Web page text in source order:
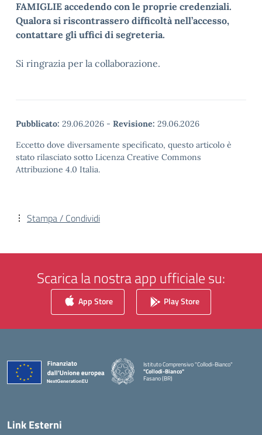
FAMIGLIE accedendo con le proprie credenziali.
Qualora si riscontrassero difficoltà nell’accesso,
contattare gli uffici di segreteria.
Si ringrazia per la collaborazione.
Pubblicato: 29.06.2026 - Revisione: 29.06.2026
Eccetto dove diversamente specificato, questo articolo è
stato rilasciato sotto Licenza Creative Commons
Attribuzione 4.0 Italia.
Stampa / Condividi
Scarica la nostra app ufficiale su:
App Store Play Store
Istituto Comprensivo "Collodi-Bianco"
"Collodi-Bianco"
Fasano (BR)
Link Esterni